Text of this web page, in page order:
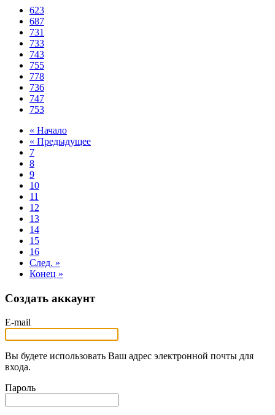
623
687
731
733
743
755
778
736
747
753
« Начало
« Предыдущее
7
8
9
10
11
12
13
14
15
16
След. »
Конец »
Создать аккаунт
E-mail
Вы будете использовать Ваш адрес электронной почты для
входа.
Пароль